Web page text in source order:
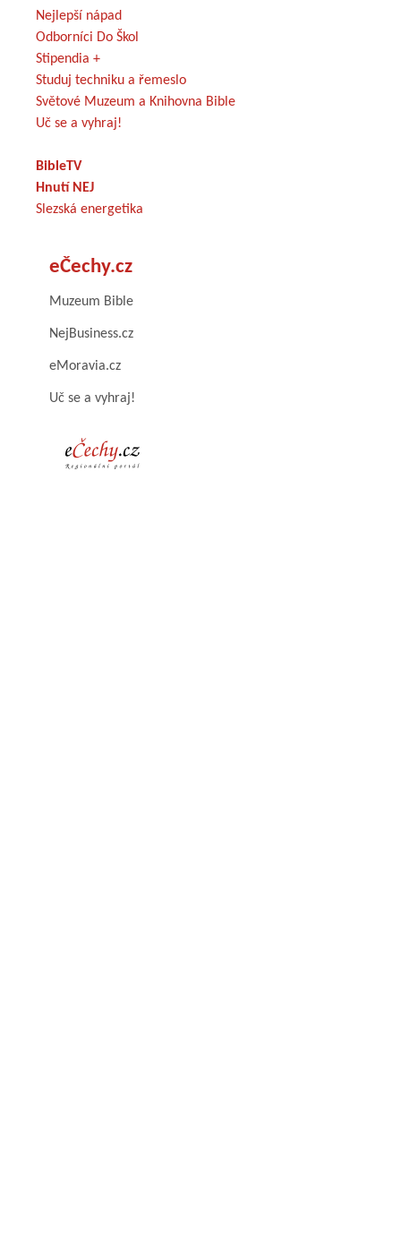
Nejlepší nápad
Odborníci Do Škol
Stipendia +
Studuj techniku a řemeslo
Světové Muzeum a Knihovna Bible
Uč se a vyhraj!
BibleTV
Hnutí NEJ
Slezská energetika
eČechy.cz
Muzeum Bible
NejBusiness.cz
eMoravia.cz
Uč se a vyhraj!